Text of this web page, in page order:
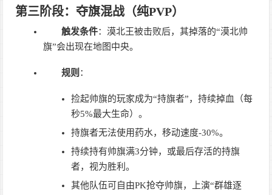
第三阶段：夺旗混战（纯PVP）
触发条件：漠北王被击败后，其掉落的“漠北帅
旗”会出现在地图中央。
规则 ：
捡起帅旗的玩家成为“持旗者”，持续掉血（每
秒5%最大生命）。
持旗者无法使用药水，移动速度-30%。
持续持有帅旗满3分钟，或最后存活的持旗
者，视为胜利。
其他队伍可自由PK抢夺帅旗，上演“群雄逐